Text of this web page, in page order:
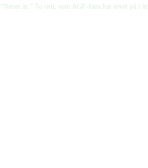
“Næste år.” To ord, som AGF-fans har levet på i år